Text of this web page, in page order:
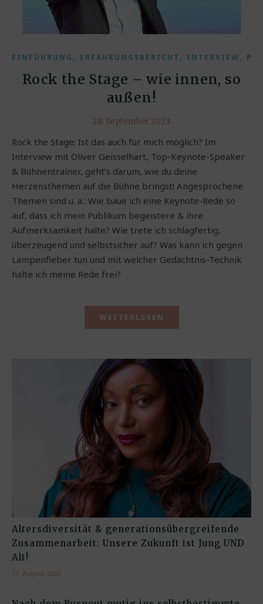
EINFÜHRUNG , ERFAHRUNGSBERICHT , INTERVIEW ,
Rock the Stage – wie innen, so
außen!
28. September 2023
Rock the Stage: Ist das auch für mich möglich? Im
Interview mit Oliver Geisselhart, Top-Keynote-Speaker
& Bühnentrainer, geht’s darum, wie du deine
Herzensthemen auf die Bühne bringst! Angesprochene
Themen sind u. a.: Wie baue ich eine Keynote-Rede so
auf, dass ich mein Publikum begeistere & ihre
Aufmerksamkeit halte? Wie trete ich schlagfertig,
überzeugend und selbstsicher auf? Was kann ich gegen
Lampenfieber tun und mit welcher Gedächtnis-Technik
halte ich meine Rede frei?
WEITERLESEN
Altersdiversität & generationsübergreifende
Zusammenarbeit: Unsere Zukunft ist Jung UND
Alt!
17. August 2023